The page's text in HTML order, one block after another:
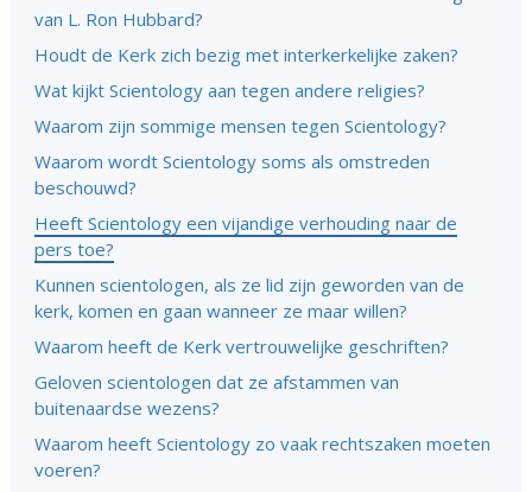
van L. Ron Hubbard?
Houdt de Kerk zich bezig met interkerkelijke zaken?
Wat kijkt Scientology aan tegen andere religies?
Waarom zijn sommige mensen tegen Scientology?
Waarom wordt Scientology soms als omstreden
beschouwd?
Heeft Scientology een vijandige verhouding naar de
pers toe?
Kunnen scientologen, als ze lid zijn geworden van de
kerk, komen en gaan wanneer ze maar willen?
Waarom heeft de Kerk vertrouwelijke geschriften?
Geloven scientologen dat ze afstammen van
buitenaardse wezens?
Waarom heeft Scientology zo vaak rechtszaken moeten
voeren?